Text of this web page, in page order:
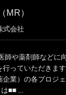
MR）
式会社
師や薬剤師などに
行っていただきま
企業）の各プロジ
■■ ...